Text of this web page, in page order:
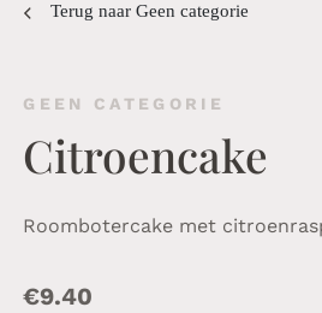
Terug naar Geen categorie
GEEN CATEGORIE
Citroencake
Roombotercake met
€9.40